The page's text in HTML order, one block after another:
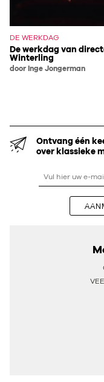
DE WERKDAG
De werkdag van
Winterling
door Inge Jongerman
Ontvang één
over klassieke